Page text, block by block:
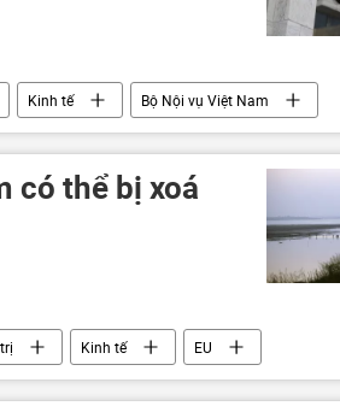
Kinh tế
Bộ Nội vụ Việt Nam
Apple
Petrosetco
có thể bị xoá
Kinh tế
EU
nông nghiệp
sông Cửu Long